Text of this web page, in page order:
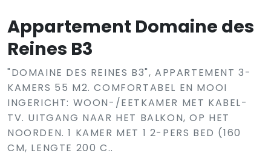
Appartement Domaine des
Reines B3
"DOMAINE DES REINES B3", APPARTEMENT 3-
KAMERS 55 M2. COMFORTABEL EN MOOI
INGERICHT: WOON-/EETKAMER MET KABEL-
TV. UITGANG NAAR HET BALKON, OP HET
NOORDEN. 1 KAMER MET 1 2-PERS BED (160
CM, LENGTE 200 C..